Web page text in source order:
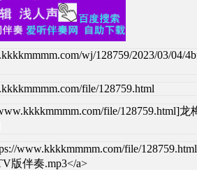
wj/128759/2023/03/04/
file/128759.html
file/128759.html]
www.kkkkmmmm.com/file/
版伴奏.mp3</a>